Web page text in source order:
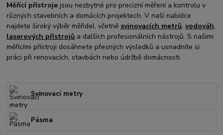
Měřící přístroje jsou nezbytné pro precizní měření a kontrolu v
různých stavebních a domácích projektech. V naší nabídce
najdete široký výběr měřidel, včetně svinovacích metrů,vodováh,
laserových přístrojů a dalších profesionálních nástrojů. S našimi
měřícími přístroji dosáhnete přesných výsledků a usnadníte si
práci při renovacích, stavbách nebo údržbě domácnosti.
Svinovací metry
Pásma